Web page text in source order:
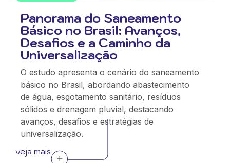
Panorama do Saneamento
Básico no Brasil: Avanços,
Desafios e a Caminho da
Universalização
O estudo apresenta o cenário do saneamento
básico no Brasil, abordando abastecimento
de água, esgotamento sanitário, resíduos
sólidos e drenagem pluvial, destacando
avanços, desafios e estratégias de
universalização.
veja mais